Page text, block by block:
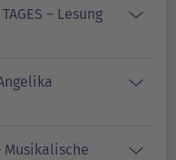
– Lesung
Musikalische